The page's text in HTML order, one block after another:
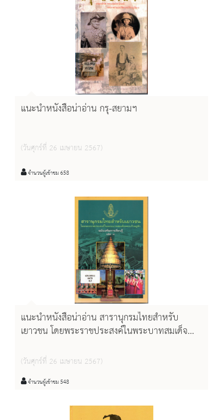
แนะนำหนังสือน่าอ่าน กรุ-สยามฯ
(วันศุกร์ที่ 26 เมษายน 2567)
จำนวนผู้เข้าชม 658
แนะนำหนังสือน่าอ่าน สารานุกรมไทยสำหรับ
เยาวชน โดยพระราชประสงค์ในพระบาทสมเด็จ
(วันศุกร์ที่ 26 เมษายน 2567)
จำนวนผู้เข้าชม 548